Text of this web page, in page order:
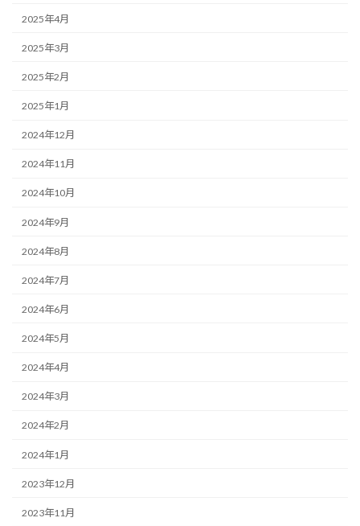
2025年4月
2025年3月
2025年2月
2025年1月
2024年12月
2024年11月
2024年10月
2024年9月
2024年8月
2024年7月
2024年6月
2024年5月
2024年4月
2024年3月
2024年2月
2024年1月
2023年12月
2023年11月